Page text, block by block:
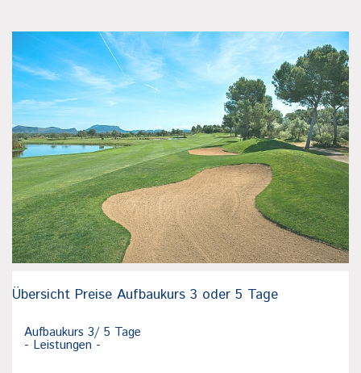
Übersicht Preise Aufbaukurs 3 oder 5 Tage
Aufbaukurs 3/ 5 Tage
- Leistungen -